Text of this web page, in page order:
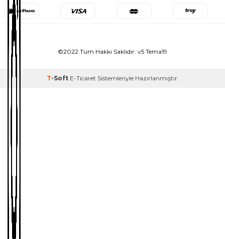
©2022 Tüm Hakkı Saklıdır. v5 Tema19
T-Soft E-Ticaret Sistemleriyle Hazırlanmıştır.